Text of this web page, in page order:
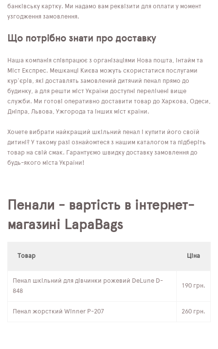
банківську картку. Ми надамо вам реквізити для оплати у момент
узгодження замовлення.
Що потрібно знати про доставку
Наша компанія співпрацює з організаціями Нова пошта, Інтайм та
Міст Експрес. Мешканці Києва можуть скористатися послугами
кур'єрів, які доставлять замовлений дитячий пенал прямо до
будинку, а для решти міст України доступні перелічені вище
служби. Ми готові оперативно доставити товар до Харкова, Одеси,
Дніпра, Львова, Ужгорода та інших міст країни.
Хочете вибрати найкращий шкільний пенал і купити його своїй
дитині? У такому разі ознайомтеся з нашим каталогом та підберіть
товар на свій смак. Гарантуємо швидку доставку замовлення до
будь-якого міста України!
Пенали - вартість в інтернет-
магазині LapaBags
Товар Ціна
Пенал шкільний для дівчинки рожевий DeLune D-
848
190 грн.
Пенал жорсткий Winner P-207 260 грн.